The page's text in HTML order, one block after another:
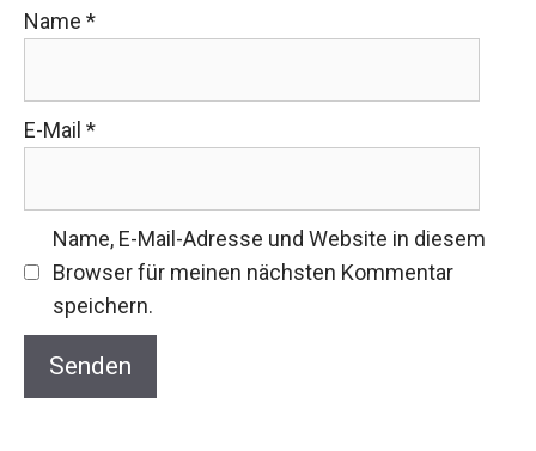
Name *
E-Mail *
Name, E-Mail-Adresse und Website in diesem
Browser für meinen nächsten Kommentar
speichern.